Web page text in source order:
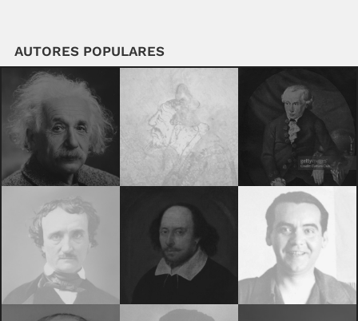
AUTORES POPULARES